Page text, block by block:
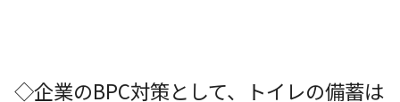
◇企業のBPC対策として、トイレの備蓄は